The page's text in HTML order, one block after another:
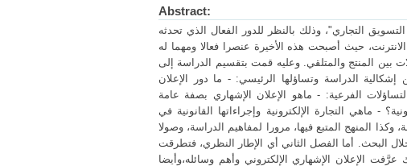
Abstract:
التجاري"، وذلك بالنظر للدور الفعال الذي تحدثه
الانترنت، حيث أصبحت هذه الأخيرة عنصرا فعالا ومهما له
بين المنتج والمتلقي. وعليه قمت بتقسيم الدراسة إلى
الدراسة وتساؤلها الرئيسي: - ما دور الإعلان
الفرعية: - ماهو الإعلان الإشهاري بصفة عامة
- ماهي التجارة الإلكترونية وإجراءاتها القانونية في
المنهج المتبع فيها، مرورا لمفاهيم الدراسة، وصولا
البحث. أما الفصل الثاني أي الإطار النظري، فتطرقت
الإعلان الإشهاري الإلكتروني وأهم وسائله،وأيضا